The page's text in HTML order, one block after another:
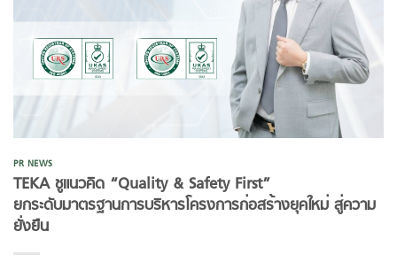
PR NEWS
TEKA ชูแนวคิด “Quality & Safety First”
ยกระดับมาตรฐานการบริหารโครงการก่อสร้างยุคใหม่ สู่ความ
ยั่งยืน